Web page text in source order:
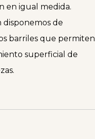
en igual medida.
disponemos de
barriles que permiten
superficial de